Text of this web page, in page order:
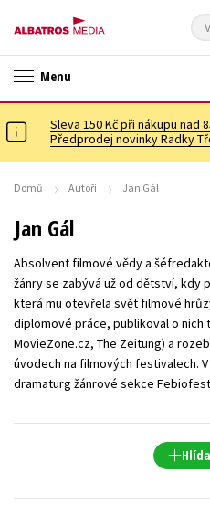
Menu
✉️ DÁRKOVÉ POUKAZY
Dárkové publikace
Esoterika a duchovní svět
Kuchařky
New Adult
Populárně - naučná pro dospělé
Předškoláci
Příroda a
Společnost, politika
Sleva 150 Kč při nákupu nad
Předprodej novinky Radky
Domů Autoři Jan Gál
Jan Gál
Absolvent filmové vědy a
žánry se zabývá už od dětství, kdy
která mu otevřela svět filmové
diplomové práce, publikoval o nich
MovieZone.cz, The Zeitung) a
úvodech na filmových festivalech.
dramaturg žánrové sekce